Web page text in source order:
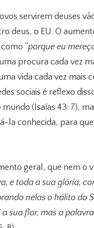
servirem deuses
deus, o EU. O
“porque eu
procura cada vez
vida cada vez mais
sociais é reflexo
(Isaías 43: 7),
la conhecida, para
geral, que nem o
e toda a sua glória,
nelas o hálito do
sua flor, mas a